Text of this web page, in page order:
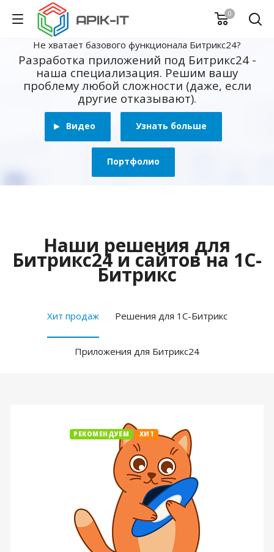
0
Не хватает базового функционала Битрикс24?
Разработка приложений под Битрикс24 -
наша специализация. Решим вашу
проблему любой сложности (даже, если
другие отказывают).
Видео Узнать больше
Портфолио
Наши решения для
Битрикс24 и сайтов на 1С-
Битрикс
Хит продаж Решения для 1С-Битрикс
Приложения для Битрикс24
РЕКОМЕНДУЕМ ХИТ